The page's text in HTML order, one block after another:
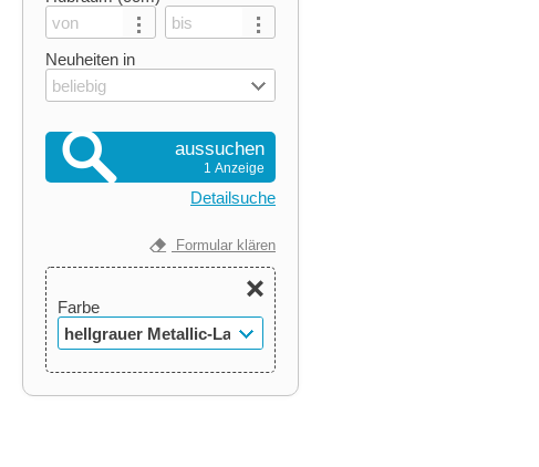
Neuheiten in
beliebig
aussuchen
1 Anzeige
Detailsuche
Formular klären
Farbe
hellgrauer Metallic-Lack